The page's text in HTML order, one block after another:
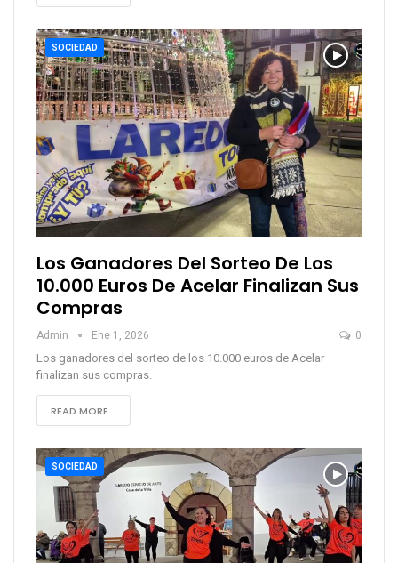
SOCIEDAD
Los Ganadores Del Sorteo De Los
10.000 Euros De Acelar Finalizan Sus
Compras
Admin Ene 1, 2026 0
Los ganadores del sorteo de los 10.000 euros de Acelar
finalizan sus compras.
READ MORE...
SOCIEDAD